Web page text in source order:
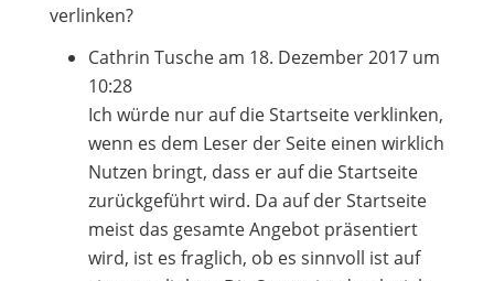
verlinken?
Cathrin Tuscheam 18. Dezember 2017 um
10:28
Ich würde nur auf die Startseite verklinken,
wenn es dem Leser der Seite einen wirklich
Nutzen bringt, dass er auf die Startseite
zurückgeführt wird. Da auf der Startseite
meist das gesamte Angebot präsentiert
wird, ist es fraglich, ob es sinnvoll ist auf